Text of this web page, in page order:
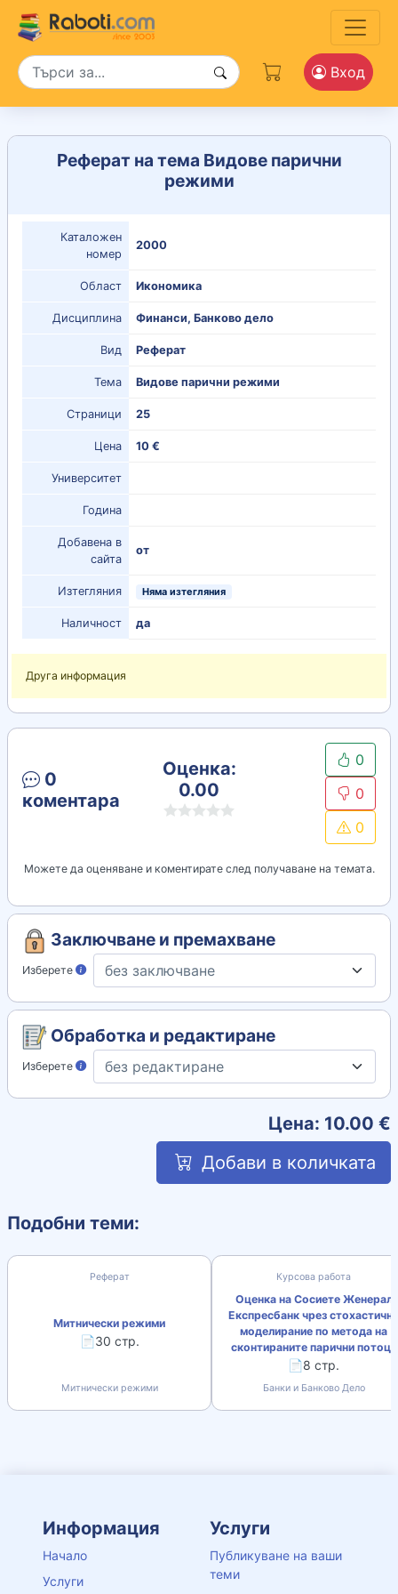
Вход
Реферат на тема Видове парични
режими
Каталожен
номер
2000
Област Икономика
Дисциплина Финанси, Банково дело
Вид Реферат
Тема Видове парични режими
Страници 25
Цена 10 €
Университет
Година
Добавена в
сайта
от
Изтегляния Няма изтегляния
Наличност да
Друга информация
0
коментара
Оценка:
0.00
0
0
0
Можете да оценяване и коментирате след получаване на темата.
Заключване и премахване
Изберете
Обработка и редактиране
Изберете
Цена: 10.00 €
Добави в количката
Подобни теми:
Реферат
Митнически режими
📄30 стр.
Митнически режими
Курсова работа
Оценка на Сосиете Женерал
Експресбанк чрез
моделирание по метода на
сконтираните парични потоци
📄8 стр.
Банки и Банково Дело
Информация
Начало
Услуги
Услуги
Публикуване на ваши
теми